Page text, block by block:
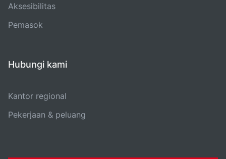
Aksesibilitas
Pemasok
Hubungi kami
Kantor regional
Pekerjaan & peluang